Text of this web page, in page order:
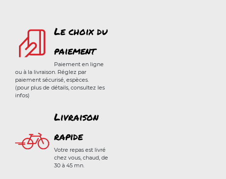
Le choix du
paiement
Paiement en ligne
ou à la livraison. Réglez par
paiement sécurisé, espèces.
(pour plus de détails, consultez les
infos)
Livraison
rapide
Votre repas est livré
chez vous, chaud, de
30 à 45 mn.